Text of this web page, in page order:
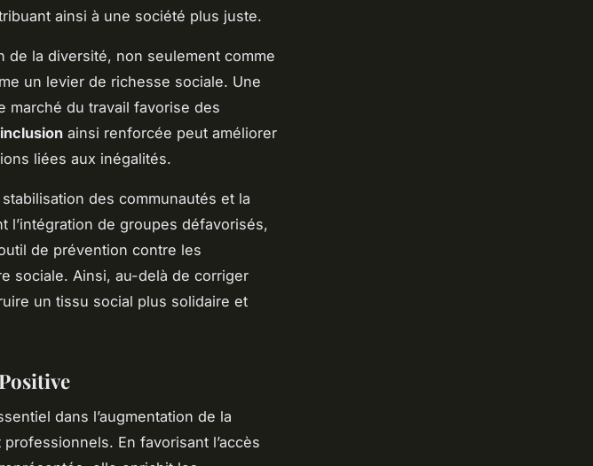
ainsi à une société plus juste.
de la diversité, non seulement comme
un levier de richesse sociale. Une
marché du travail favorise des
inclusion ainsi renforcée peut améliorer
liées aux inégalités.
des communautés et la
l’intégration de groupes défavorisés,
de prévention contre les
sociale. Ainsi, au-delà de corriger
un tissu social plus solidaire et
dans l’augmentation de la
En favorisant l’accès